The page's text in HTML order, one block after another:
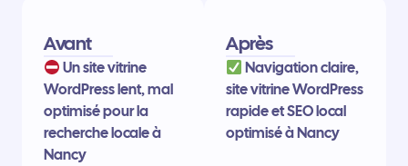
Avant
Un site vitrine
WordPress lent, mal
optimisé pour la
recherche locale à
Nancy
Après
Navigation claire,
site vitrine WordPress
rapide et SEO local
optimisé à Nancy